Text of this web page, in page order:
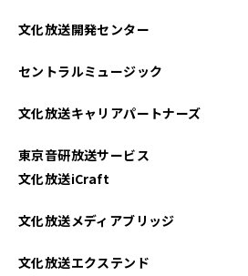
文化放送開発センター
セントラルミュージック
文化放送キャリアパートナーズ
東京音研放送サービス
文化放送iCraft
文化放送メディアブリッジ
文化放送エクステンド